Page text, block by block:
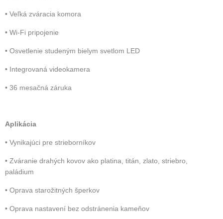
• Veľká zváracia komora
• Wi-Fi pripojenie
• Osvetlenie studeným bielym svetlom LED
• Integrovaná videokamera
• 36 mesačná záruka
Aplikácia
• Vynikajúci pre strieborníkov
• Zváranie drahých kovov ako platina, titán, zlato, striebro,
paládium
• Oprava starožitných šperkov
• Oprava nastavení bez odstránenia kameňov